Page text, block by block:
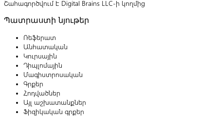
Շահագործվում է Digital Brains LLC-ի կողմից
Պատրաստի նյութեր
Ռեֆերատ
Անհատական
Կուրսային
Դիպլոմային
Մագիստրոսական
Գրքեր
Հոդվածներ
Այլ աշխատանքներ
Ֆիզիկական գրքեր